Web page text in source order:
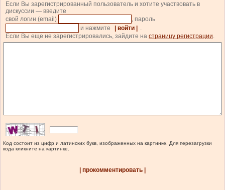
Если Вы зарегистрированный пользователь и хотите участвовать в
дискуссии — введите
свой логин (email)
, пароль
и нажмите
| войти |
.
Если Вы еще не зарегистрировались, зайдите на страницу регистрации.
Код состоит из цифр и латинских букв, изображенных на картинке. Для перезагрузки
кода кликните на картинке.
| прокомментировать |